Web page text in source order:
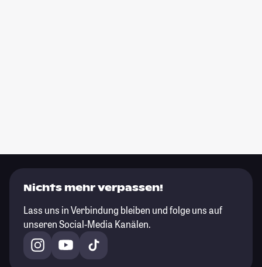
Nichts mehr verpassen!
Lass uns in Verbindung bleiben und folge uns auf
unseren Social-Media Kanälen.